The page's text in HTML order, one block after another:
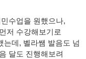
수업을 원했으나,
저 수강해보기로
는데, 벨라쌤 발음도 넘
달도 진행해보려